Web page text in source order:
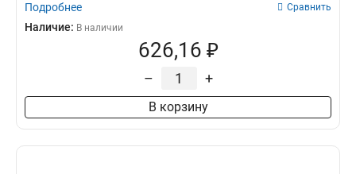
Подробнее Сравнить
Наличие: В наличии
626,16 ₽
– +
В корзину